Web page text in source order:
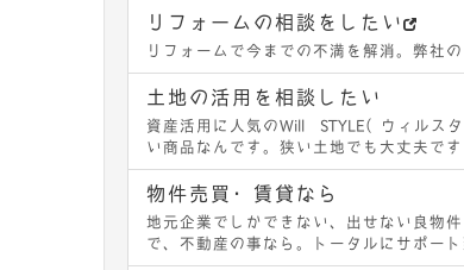
リフォームの相談をしたい
リフォームで今までの不満を解消。弊社
土地の活用を相談したい
資産活用に人気のWill STYLE（ウィルス
い商品なんです。狭い土地でも大丈夫です
物件売買・賃貸なら
地元企業でしかできない、出せない良物
で、不動産の事なら。トータルにサポート